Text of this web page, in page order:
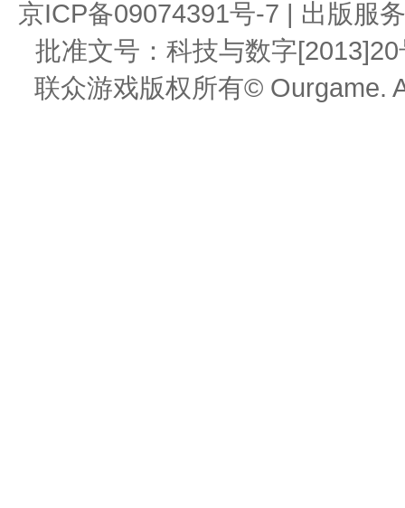
京ICP备09074391号-7 | 出版服
批准文号：科技与数字
联众游戏版权所有© Ourgame.